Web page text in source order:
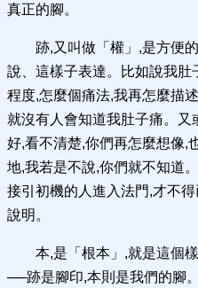
真正的腳。
跡,又叫做「權」,是方便
說、這樣子表達。比如說我肚
程度,怎麼個痛法,我再怎麼描
就沒有人會知道我肚子痛。
好,看不清楚,你們再怎麼想像,
地,我若是不說,你們就不知道
接引初機的人進入法門,才不
說明。
本,是「根本」,就是這個
──跡是腳印,本則是我們的腳